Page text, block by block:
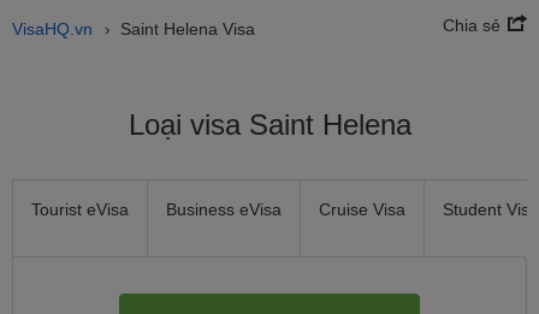
VisaHQ.vn › Saint Helena Visa Chia sẻ
Loại visa Saint Helena
Tourist eVisa Business eVisa Cruise Visa Student Visa